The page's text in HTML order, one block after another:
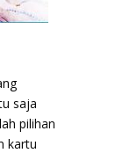
saja
pilihan
kartu